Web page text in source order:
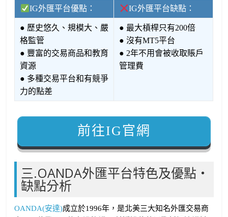
IG外匯平台優點： IG外匯平台缺點：
● 歷史悠久、規模大、嚴
格監管
● 豐富的交易商品和教育
資源
● 多種交易平台和有競爭
力的點差
● 最大槓桿只有200倍
● 沒有MT5平台
● 2年不用會被收取賬戶
管理費
前往IG官網
三.OANDA外匯平台特色及優點・
缺點分析
OANDA(安達)成立於1996年，是北美三大知名外匯交易商